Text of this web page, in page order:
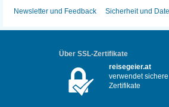
Newsletter und Feedback
Sicherheit und
Über SSL-Zertifikate
reisegeier.at
verwendet
Zertifikate